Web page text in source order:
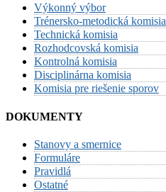
Výkonný výbor
Trénersko-metodická komisia
Technická komisia
Rozhodcovská komisia
Kontrolná komisia
Disciplinárna komisia
Komisia pre riešenie sporov
DOKUMENTY
Stanovy a smernice
Formuláre
Pravidlá
Ostatné